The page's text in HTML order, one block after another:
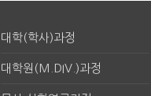
대학(학사)과정
대학원(M.DIV.)과정